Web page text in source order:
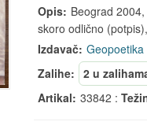
Opis: Beograd
skoro odlično
Izdavač: Geopoetika
Zalihe:
2 u
Artikal: 33842 :